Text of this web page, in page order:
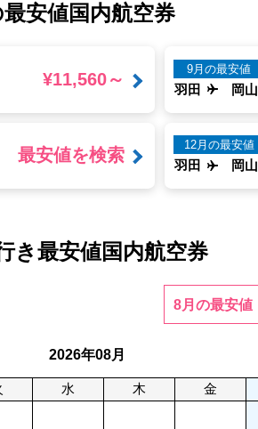
安値国内航空券
¥11,560～
9月の最安値
羽田 岡山
最安値を検索
12月の最安値
羽田 岡山
き最安値国内航空券
8月の最安値
2026年08月
水 木 金